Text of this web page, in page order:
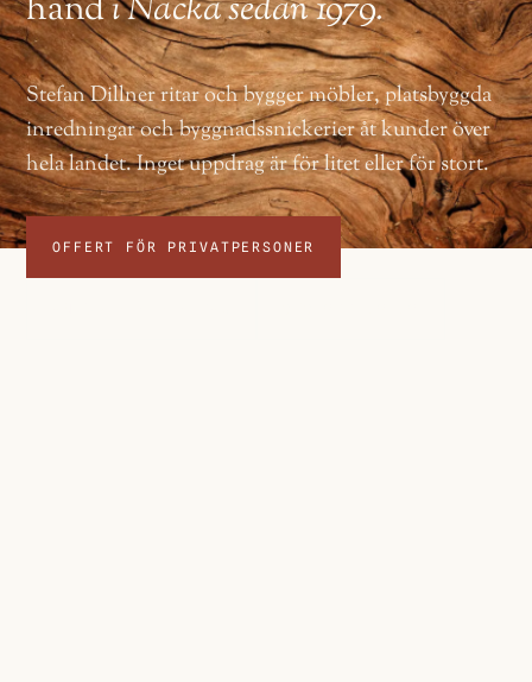
Stefan Dillner ritar och bygger möbler, platsbyggda
inredningar och byggnadssnickerier åt kunder över
hela landet. Inget uppdrag är för litet eller för stort.
OFFERT FÖR PRIVATPERSONER